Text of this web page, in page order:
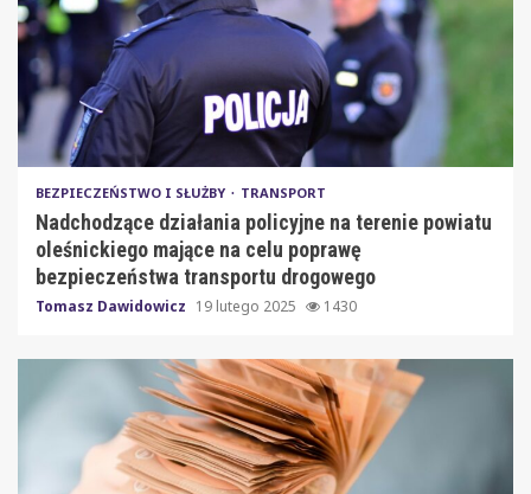
BEZPIECZEŃSTWO I SŁUŻBY TRANSPORT
Nadchodzące działania policyjne na terenie powiatu
oleśnickiego mające na celu poprawę
bezpieczeństwa transportu drogowego
Tomasz Dawidowicz 19 lutego 2025 1430